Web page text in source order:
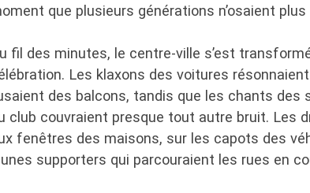
que plusieurs générations n’osaient plus
fil des minutes, le centre-ville s’est
Les klaxons des voitures
des balcons, tandis que les chants des
club couvraient presque tout autre bruit. Les
fenêtres des maisons, sur les capots des
supporters qui parcouraient les rues en